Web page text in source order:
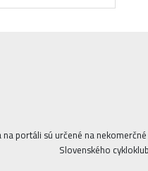
portáli sú určené na
Slovenského